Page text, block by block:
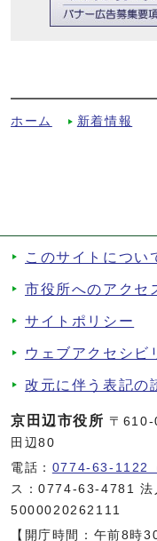
ホーム 新着情報
このサイトについ
市役所へのアクセ
サイトポリシー
ウェブアクセシビ
改元に伴う表記の
京田辺市役所 〒610-
田辺80
電話： 0774-63-1122
ス：0774-63-4781 法
5000020262111
【開庁時間：午前8時